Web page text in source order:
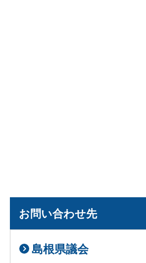
お問い合わせ先
島根県議会